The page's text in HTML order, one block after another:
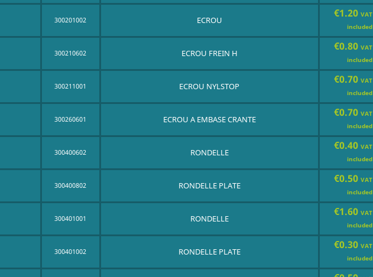
300201002 ECROU
€1.20 VAT
included
300210602 ECROU FREIN H
€0.80 VAT
included
300211001 ECROU NYLSTOP
€0.70 VAT
included
300260601 ECROU A EMBASE CRANTE
€0.70 VAT
included
300400602 RONDELLE
€0.40 VAT
included
300400802 RONDELLE PLATE
€0.50 VAT
included
300401001 RONDELLE
€1.60 VAT
included
300401002 RONDELLE PLATE
€0.30 VAT
included